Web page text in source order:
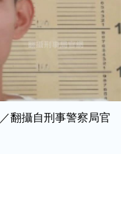
翻攝自刑事警察局官